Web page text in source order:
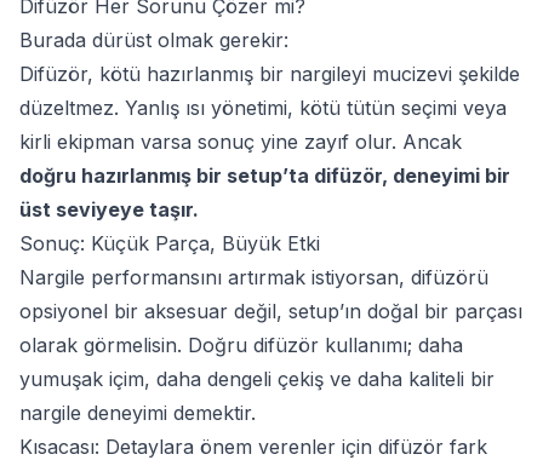
Difüzör Her Sorunu Çözer mi?
Burada dürüst olmak gerekir:
Difüzör, kötü hazırlanmış bir nargileyi mucizevi şekilde
düzeltmez. Yanlış ısı yönetimi, kötü tütün seçimi veya
kirli ekipman varsa sonuç yine zayıf olur. Ancak
doğru hazırlanmış bir setup’ta difüzör, deneyimi bir
üst seviyeye taşır.
Sonuç: Küçük Parça, Büyük Etki
Nargile performansını artırmak istiyorsan, difüzörü
opsiyonel bir aksesuar değil, setup’ın doğal bir parçası
olarak görmelisin. Doğru difüzör kullanımı; daha
yumuşak içim, daha dengeli çekiş ve daha kaliteli bir
nargile deneyimi demektir.
Kısacası: Detaylara önem verenler için difüzör fark